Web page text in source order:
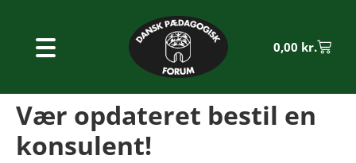
0,00 kr.
Vær opdateret bestil en
konsulent!